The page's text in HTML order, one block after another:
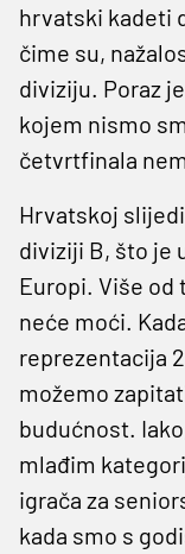
hrvatski kadeti
čime su,
diviziju. Poraz
kojem nismo
četvrtfinala
Hrvatskoj
diviziji B, što je
Europi. Više od
neće moći.
reprezentacija
možemo
budućnost.
mlađim
igrača za
kada smo s